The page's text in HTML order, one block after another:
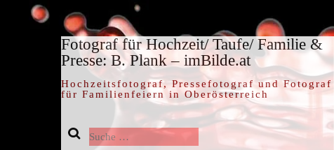
Fotograf für Hochzeit/ Taufe/ Familie &
Presse: B. Plank – imBilde.at
Hochzeitsfotograf, Pressefotograf und Fotograf
für Familienfeiern in Oberösterreich
Suche